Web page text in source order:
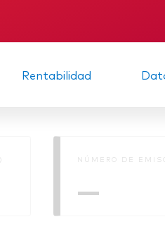
Rentabilidad
NÚMERO DE
—